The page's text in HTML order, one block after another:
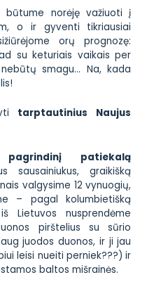
būtume norėję važiuoti į
o ir gyventi tikriausiai
orų prognozę:
su keturiais vaikais per
smagu… Na, kada
tarptautinius Naujus
pagrindinį patiekalą
sausainiukus, graikišką
valgysime 12 vynuogių,
– pagal kolumbietišką
nusprendėme
pirštelius su sūrio
juodos duonos, ir ji jau
leisi nueiti perniek???) ir
baltos mišrainės.